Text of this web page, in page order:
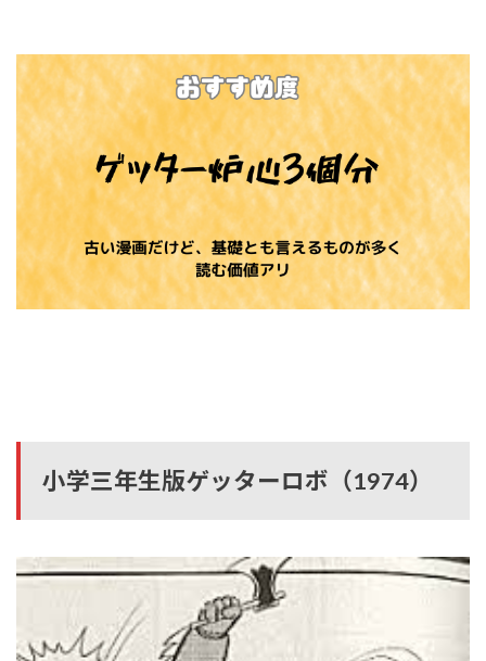
小学三年生版ゲッターロボ（1974）